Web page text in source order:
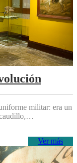
militar: era un
caudillo,…
Ver más